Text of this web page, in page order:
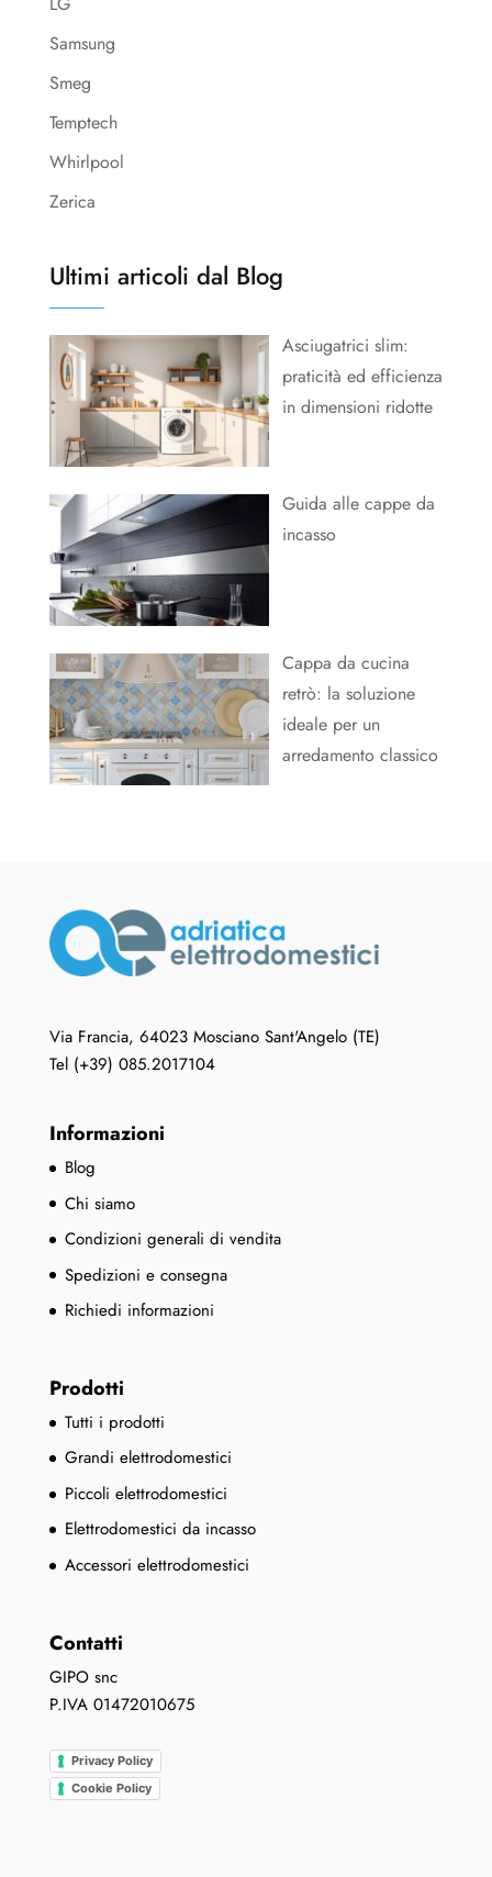
Samsung
Smeg
Temptech
Whirlpool
Zerica
Ultimi articoli dal Blog
Asciugatrici slim:
praticità ed efficienza
in dimensioni ridotte
Guida alle cappe da
incasso
Cappa da cucina
retrò: la soluzione
ideale per un
arredamento classico
Via Francia, 64023 Mosciano Sant'Angelo (TE)
Tel (+39) 085.2017104
Informazioni
Blog
Chi siamo
Condizioni generali di vendita
Spedizioni e consegna
Richiedi informazioni
Prodotti
Tutti i prodotti
Grandi elettrodomestici
Piccoli elettrodomestici
Elettrodomestici da incasso
Accessori elettrodomestici
Contatti
GIPO snc
P.IVA 01472010675
Privacy Policy
Cookie Policy